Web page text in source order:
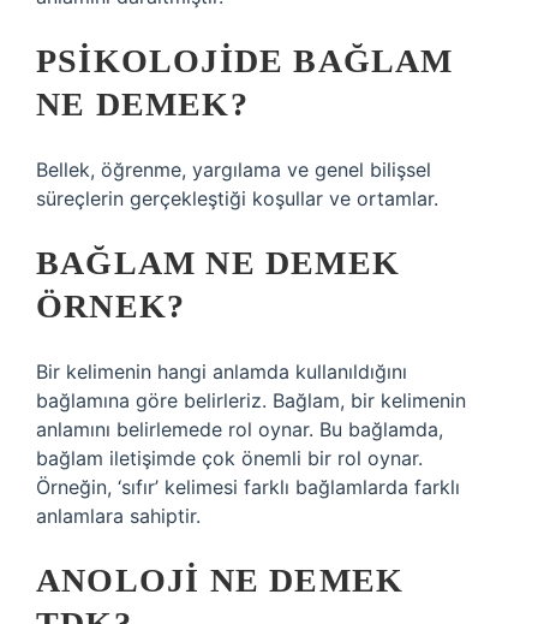
PSIKOLOJIDE BAĞLAM
NE DEMEK?
Bellek, öğrenme, yargılama ve genel bilişsel
süreçlerin gerçekleştiği koşullar ve ortamlar.
BAĞLAM NE DEMEK
ÖRNEK?
Bir kelimenin hangi anlamda kullanıldığını
bağlamına göre belirleriz. Bağlam, bir kelimenin
anlamını belirlemede rol oynar. Bu bağlamda,
bağlam iletişimde çok önemli bir rol oynar.
Örneğin, ‘sıfır’ kelimesi farklı bağlamlarda farklı
anlamlara sahiptir.
ANOLOJI NE DEMEK